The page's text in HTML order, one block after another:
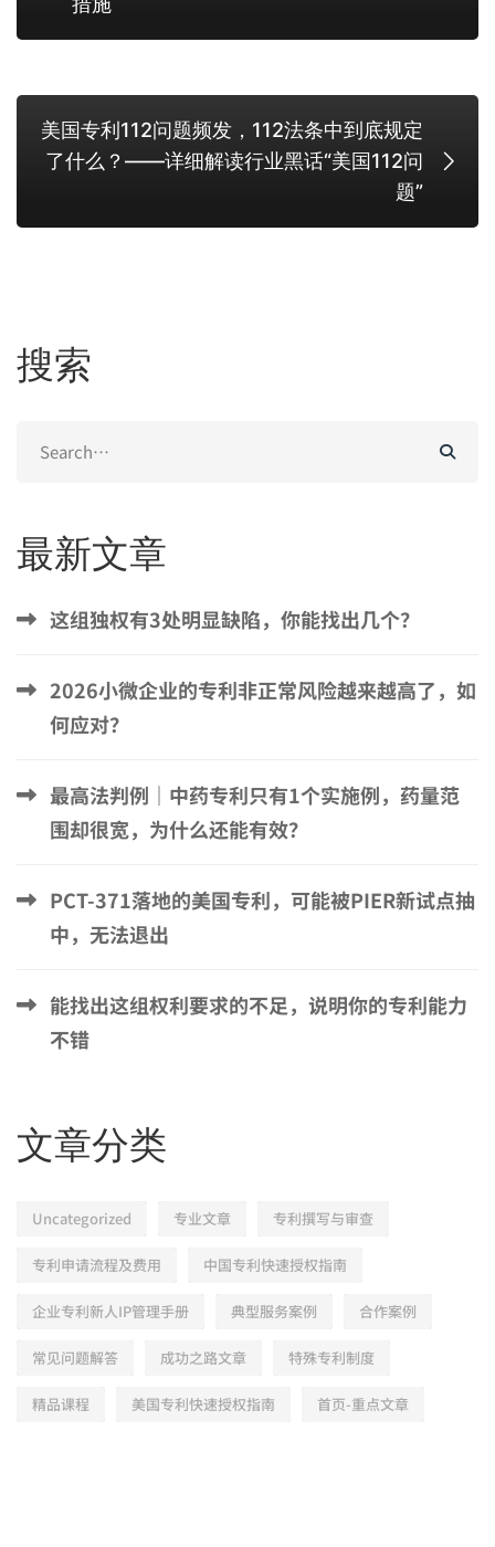
美国专利112问题频发，112法条中到底规定
了什么？——详细解读行业黑话“美国112问
题”
搜索
for:
最新文章
这组独权有3处明显缺陷，你能找出几个？
2026小微企业的专利非正常风险越来越高了，如
何应对？
最高法判例｜中药专利只有1个实施例，药量范
围却很宽，为什么还能有效？
PCT-371落地的美国专利，可能被PIER新试点抽
中，无法退出
能找出这组权利要求的不足，说明你的专利能力
不错
文章分类
Uncategorized 专业文章 专利撰写与审查
专利申请流程及费用 中国专利快速授权指南
企业专利新人IP管理手册 典型服务案例 合作案例
常见问题解答 成功之路文章 特殊专利制度
精品课程 美国专利快速授权指南 首页-重点文章